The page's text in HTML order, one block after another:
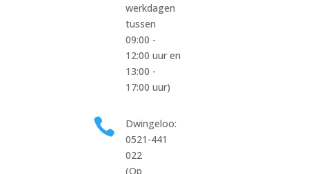
werkdagen
tussen
09:00 -
12:00 uur en
13:00 -
17:00 uur)

Dwingeloo:
0521-441
022
(Op